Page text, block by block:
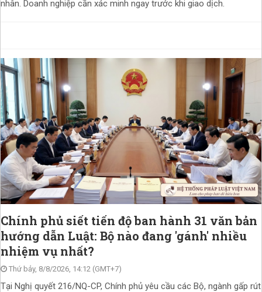
nhân. Doanh nghiệp cần xác minh ngay trước khi giao dịch.
Chính phủ siết tiến độ ban hành 31 văn bản
hướng dẫn Luật: Bộ nào đang 'gánh' nhiều
nhiệm vụ nhất?
Thứ bảy, 8/8/2026, 14:12 (GMT+7)
Tại Nghị quyết 216/NQ-CP, Chính phủ yêu cầu các Bộ, ngành gấp rút